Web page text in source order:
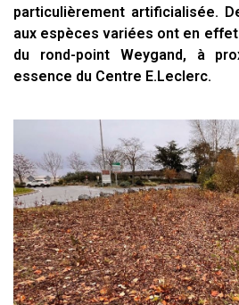
particulièrement artificialisée.
aux espèces variées ont en
du rond-point Weygand, à
essence du Centre E.Leclerc.